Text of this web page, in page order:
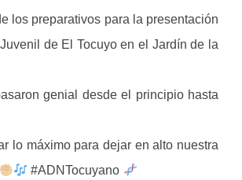
los preparativos para la presentación
de El Tocuyo en el Jardín de la
genial desde el principio hasta
lo máximo para dejar en alto nuestra
#ADNTocuyano